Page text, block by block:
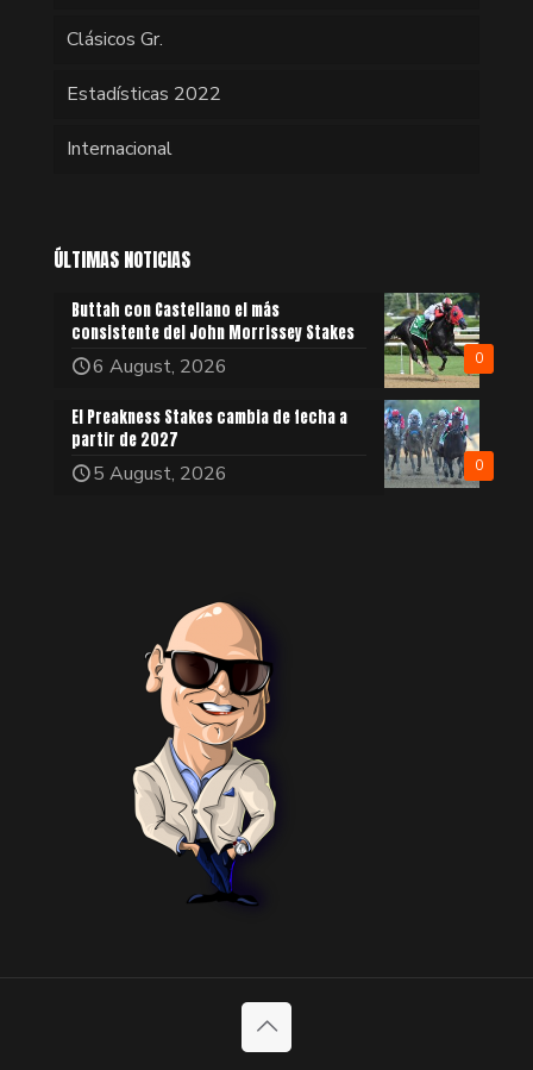
Clásicos Gr.
Estadísticas 2022
Internacional
ÚLTIMAS NOTICIAS
0
Buttah con Castellano el más
consistente del John Morrissey Stakes
6 August, 2026
0
El Preakness Stakes cambia de fecha a
partir de 2027
5 August, 2026